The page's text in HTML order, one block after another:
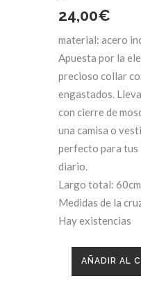
24,00€
material: acero
Apuesta por la
precioso collar
engastados.
con cierre de
una camisa o
perfecto para tus
diario.
Largo total:
Medidas de la
Hay existencias
AÑADIR AL